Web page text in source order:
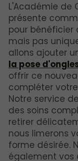
L'Académie de
présente
pour bénéficier
mais pas
allons ajouter
la pose
offrir ce
compléter
Notre service
des soins
retirer
nous limerons
forme désirée.
également vos